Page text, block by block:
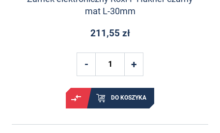
mat L-30mm
211,55 zł
DO KOSZYKA